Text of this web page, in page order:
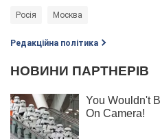
Росія Москва
Редакційна політика